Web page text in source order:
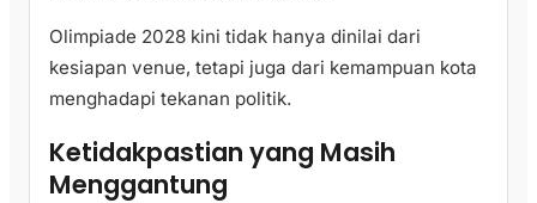
Olimpiade 2028 kini tidak hanya dinilai dari
kesiapan venue, tetapi juga dari kemampuan kota
menghadapi tekanan politik.
Ketidakpastian yang Masih
Menggantung